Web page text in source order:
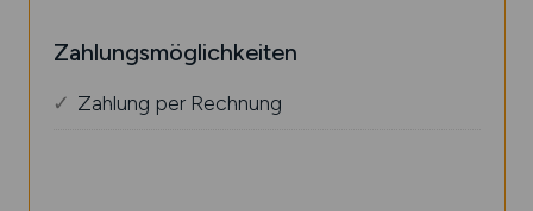
Zahlungsmöglichkeiten
Zahlung per Rechnung